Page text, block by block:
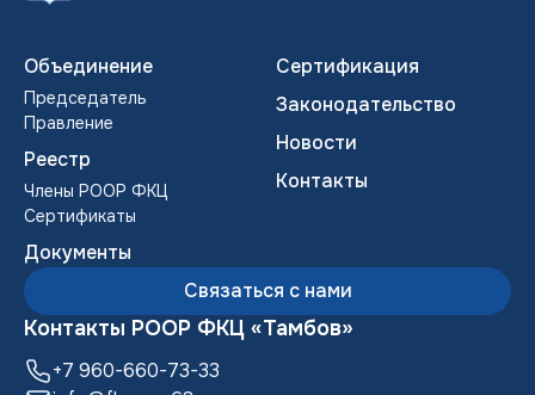
Объединение
Председатель
Правление
Реестр
Члены POOP ФКЦ
Сертификаты
Документы
Сертификация
Законодательство
Новости
Контакты
Связаться с нами
Контакты РООР ФКЦ «Тамбов»
+7 960-660-73-33